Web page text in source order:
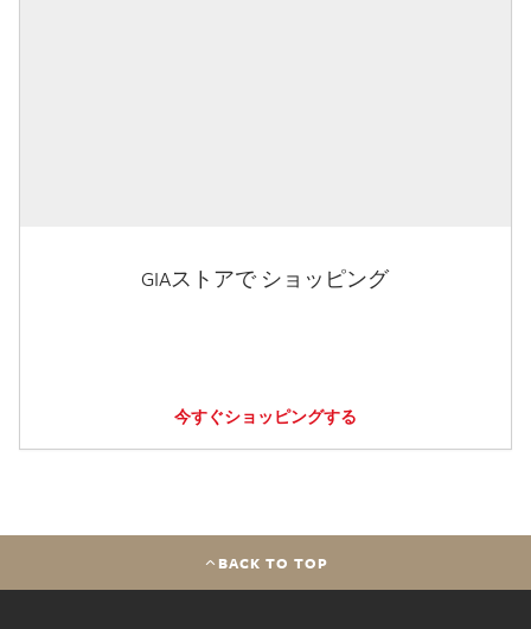
GIAストアで ショッピング
今すぐショッピングする
BACK TO TOP